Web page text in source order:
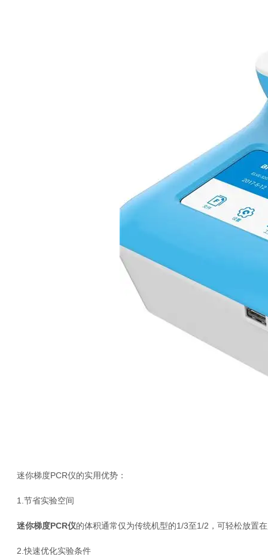
迷你梯度PCR仪的实用优势：
1.节省实验空间
迷你梯度PCR仪的体积通常仅为传统机型的1/3至1/2，可轻松放置
2.快速优化实验条件